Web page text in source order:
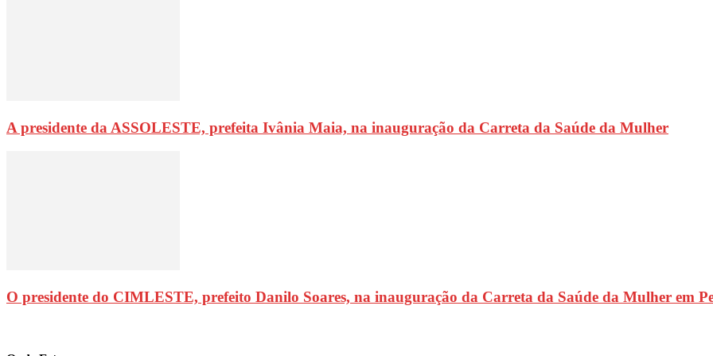
A presidente da ASSOLESTE, prefeita Ivânia Maia, na inauguração da Carreta da Saúde da Mulher
O presidente do CIMLESTE, prefeito Danilo Soares, na inauguração da Carreta da Saúde da Mulher em